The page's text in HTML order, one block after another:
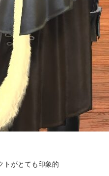
トがとても印象的